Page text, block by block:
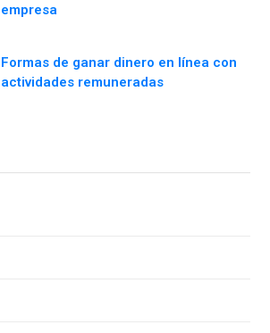
empresa
Formas de ganar dinero en línea con
actividades remuneradas